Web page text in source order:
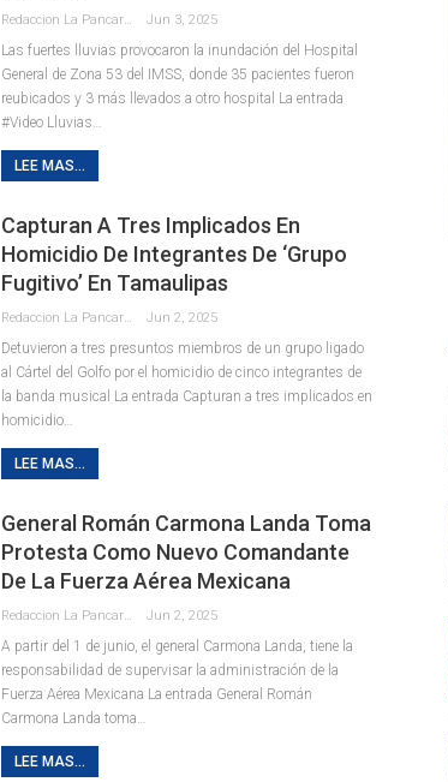
Jun 3, 2025
Las fuertes lluvias provocaron la inundación del Hospital
General de Zona 53 del IMSS, donde 35 pacientes fueron
reubicados y 3 más llevados a otro hospital La entrada
#Video Lluvias…
LEE MAS...
Capturan A Tres Implicados En
Homicidio De Integrantes De ‘Grupo
Fugitivo’ En Tamaulipas
Jun 2, 2025
Detuvieron a tres presuntos miembros de un grupo ligado
al Cártel del Golfo por el homicidio de cinco integrantes de
la banda musical La entrada Capturan a tres implicados en
homicidio…
LEE MAS...
General Román Carmona Landa Toma
Protesta Como Nuevo Comandante
De La Fuerza Aérea Mexicana
Jun 2, 2025
A partir del 1 de junio, el general Carmona Landa, tiene la
responsabilidad de supervisar la administración de la
Fuerza Aérea Mexicana La entrada General Román
Carmona Landa toma…
LEE MAS...